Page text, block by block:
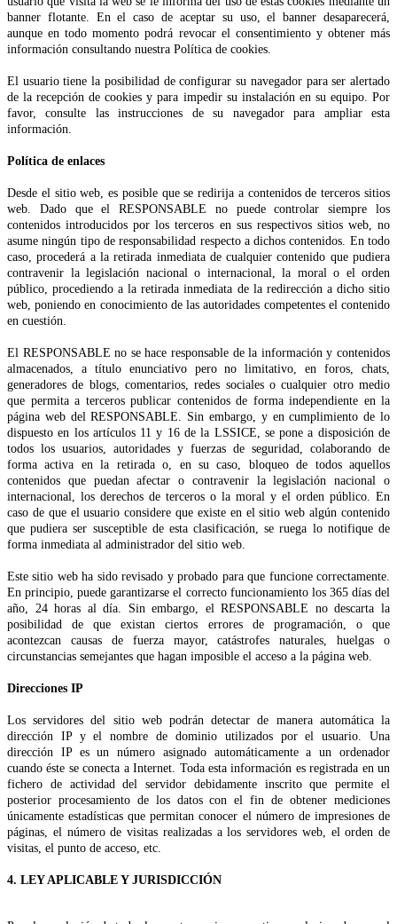
banner flotante. En el caso de aceptar su uso, el banner desaparecerá,
aunque en todo momento podrá revocar el consentimiento y obtener más
información consultando nuestra Política de cookies.
El usuario tiene la posibilidad de configurar su navegador para ser alertado
de la recepción de cookies y para impedir su instalación en su equipo. Por
favor, consulte las instrucciones de su navegador para ampliar esta
información.
Política de enlaces
Desde el sitio web, es posible que se redirija a contenidos de terceros sitios
web. Dado que el RESPONSABLE no puede controlar siempre los
contenidos introducidos por los terceros en sus respectivos sitios web, no
asume ningún tipo de responsabilidad respecto a dichos contenidos. En todo
caso, procederá a la retirada inmediata de cualquier contenido que pudiera
contravenir la legislación nacional o internacional, la moral o el orden
público, procediendo a la retirada inmediata de la redirección a dicho sitio
web, poniendo en conocimiento de las autoridades competentes el contenido
en cuestión.
El RESPONSABLE no se hace responsable de la información y contenidos
almacenados, a título enunciativo pero no limitativo, en foros, chats,
generadores de blogs, comentarios, redes sociales o cualquier otro medio
que permita a terceros publicar contenidos de forma independiente en la
página web del RESPONSABLE. Sin embargo, y en cumplimiento de lo
dispuesto en los artículos 11 y 16 de la LSSICE, se pone a disposición de
todos los usuarios, autoridades y fuerzas de seguridad, colaborando de
forma activa en la retirada o, en su caso, bloqueo de todos aquellos
contenidos que puedan afectar o contravenir la legislación nacional o
internacional, los derechos de terceros o la moral y el orden público. En
caso de que el usuario considere que existe en el sitio web algún contenido
que pudiera ser susceptible de esta clasificación, se ruega lo notifique de
forma inmediata al administrador del sitio web.
Este sitio web ha sido revisado y probado para que funcione correctamente.
En principio, puede garantizarse el correcto funcionamiento los 365 días del
año, 24 horas al día. Sin embargo, el RESPONSABLE no descarta la
posibilidad de que existan ciertos errores de programación, o que
acontezcan causas de fuerza mayor, catástrofes naturales, huelgas o
circunstancias semejantes que hagan imposible el acceso a la página web.
Direcciones IP
Los servidores del sitio web podrán detectar de manera automática la
dirección IP y el nombre de dominio utilizados por el usuario. Una
dirección IP es un número asignado automáticamente a un ordenador
cuando éste se conecta a Internet. Toda esta información es registrada en un
fichero de actividad del servidor debidamente inscrito que permite el
posterior procesamiento de los datos con el fin de obtener mediciones
únicamente estadísticas que permitan conocer el número de impresiones de
páginas, el número de visitas realizadas a los servidores web, el orden de
visitas, el punto de acceso, etc.
4. LEY APLICABLE Y JURISDICCIÓN